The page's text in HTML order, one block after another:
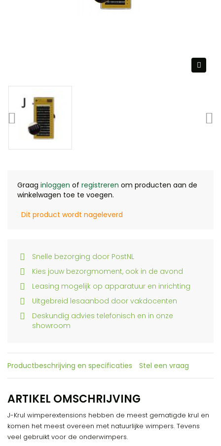
Graag inloggen of registreren om producten aan de
winkelwagen toe te voegen.
Dit product wordt nageleverd
Snelle bezorging door PostNL
Kies jouw bezorgmoment, ook in de avond
Leasing mogelijk op apparatuur en inrichting
Uitgebreid lesaanbod door vakdocenten
Deskundig advies telefonisch en in onze
showroom
Productbeschrijving en specificaties Stel een vraag
ARTIKEL OMSCHRIJVING
J-Krul wimperextensions hebben de meest gematigde krul en
komen het meest overeen met natuurlijke wimpers. Tevens
veel gebruikt voor de onderwimpers.